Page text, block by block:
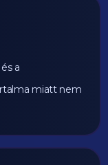
a
miatt nem